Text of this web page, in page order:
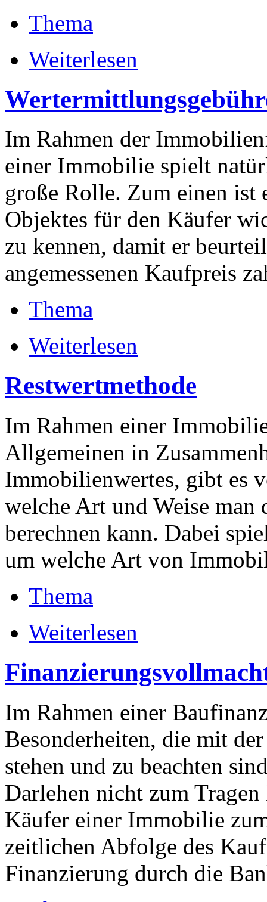
Thema
Weiterlesen
Im Rahmen der
einer Immobilie spielt
große Rolle. Zum einen ist
Objektes für den Käufer
zu kennen, damit er
angemessenen Kaufpreis
Thema
Weiterlesen
Restwertmethode
Im Rahmen einer
Allgemeinen in
Immobilienwertes, gibt es
welche Art und Weise
berechnen kann. Dabei
um welche Art von
Thema
Weiterlesen
Im Rahmen einer
Besonderheiten, die mit
stehen und zu beachten
Darlehen nicht zum
Käufer einer Immobilie
zeitlichen Abfolge des
Finanzierung durch die